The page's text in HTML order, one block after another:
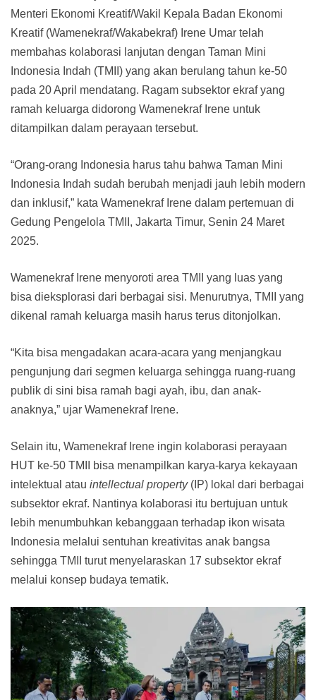
Menteri Ekonomi Kreatif/Wakil Kepala Badan Ekonomi
Kreatif (Wamenekraf/Wakabekraf) Irene Umar telah
membahas kolaborasi lanjutan dengan Taman Mini
Indonesia Indah (TMII) yang akan berulang tahun ke-50
pada 20 April mendatang. Ragam subsektor ekraf yang
ramah keluarga didorong Wamenekraf Irene untuk
ditampilkan dalam perayaan tersebut.
“Orang-orang Indonesia harus tahu bahwa Taman Mini
Indonesia Indah sudah berubah menjadi jauh lebih modern
dan inklusif,” kata Wamenekraf Irene dalam pertemuan di
Gedung Pengelola TMII, Jakarta Timur, Senin 24 Maret
2025.
Wamenekraf Irene menyoroti area TMII yang luas yang
bisa dieksplorasi dari berbagai sisi. Menurutnya, TMII yang
dikenal ramah keluarga masih harus terus ditonjolkan.
“Kita bisa mengadakan acara-acara yang menjangkau
pengunjung dari segmen keluarga sehingga ruang-ruang
publik di sini bisa ramah bagi ayah, ibu, dan anak-
anaknya,” ujar Wamenekraf Irene.
Selain itu, Wamenekraf Irene ingin kolaborasi perayaan
HUT ke-50 TMII bisa menampilkan karya-karya kekayaan
intelektual atau intellectual property(IP) lokal dari berbagai
subsektor ekraf. Nantinya kolaborasi itu bertujuan untuk
lebih menumbuhkan kebanggaan terhadap ikon wisata
Indonesia melalui sentuhan kreativitas anak bangsa
sehingga TMII turut menyelaraskan 17 subsektor ekraf
melalui konsep budaya tematik.